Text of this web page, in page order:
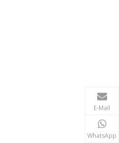
E-Mail
WhatsApp